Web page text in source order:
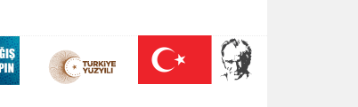
açılır)
(yeni sekmede açılır)
Darülaceze bağış sayfası (yeni sekmede açılır)